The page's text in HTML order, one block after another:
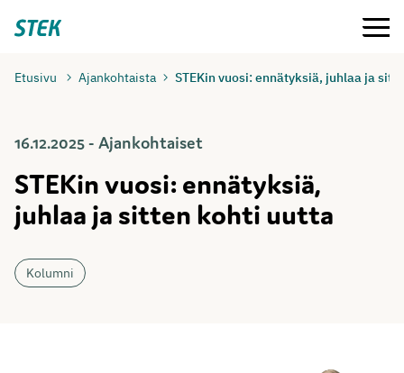
suoraan
Stek Valikko
Etusivu Ajankohtaista STEKin vuosi: ennätyksiä, juhlaa ja
16.12.2025 - Ajankohtaiset
STEKin vuosi: ennätyksiä,
juhlaa ja sitten kohti uutta
Kolumni